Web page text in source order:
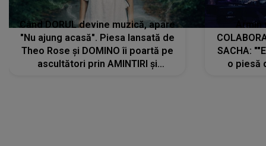
Când DORUL devine muzică, apare
"Nu ajung acasă". Piesa lansată de
Theo Rose și DOMINO îi poartă pe
ascultători prin AMINTIRI și
SACHA:
o piesă